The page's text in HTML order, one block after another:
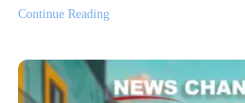
Continue Reading